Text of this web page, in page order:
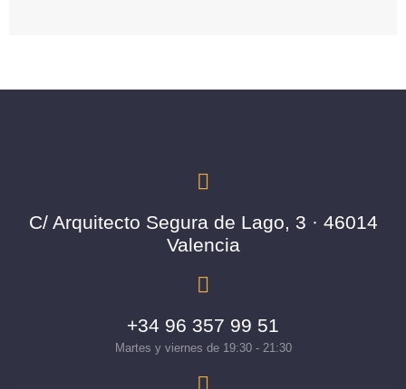
C/ Arquitecto Segura de Lago, 3 · 46014
Valencia
+34 96 357 99 51
Martes y viernes de 19:30 - 21:30